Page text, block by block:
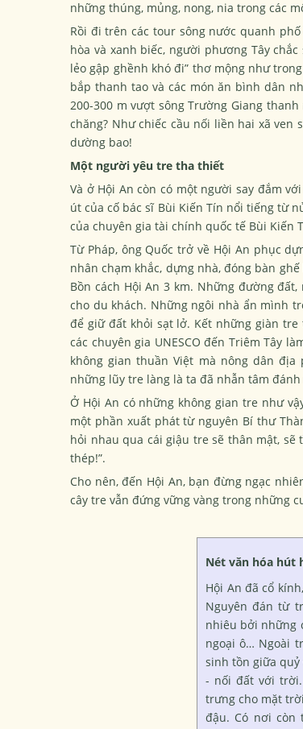
những thúng, mủng, nong, nia trong các
Rồi đi trên các tour sông nước quanh
hòa và xanh biếc, người phương Tây
lẻo gập ghềnh khó đi” thơ mộng như
bắp thanh tao và các món ăn bình dân
200-300 m vượt sông Trường Giang
chăng? Như chiếc cầu nối liền hai xã ven
dường bao!
Một người yêu tre tha thiết
Và ở Hội An còn có một người say đắm
út của cố bác sĩ Bùi Kiến Tín nổi tiếng từ
của chuyên gia tài chính quốc tế Bùi Kiến
Từ Pháp, ông Quốc trở về Hội An phục
nhân chạm khắc, dựng nhà, đóng bàn
Bồn cách Hội An 3 km. Những đường
cho du khách. Những ngôi nhà ẩn mình
để giữ đất khỏi sạt lở. Kết những giàn
các chuyên gia UNESCO đến Triêm Tây
không gian thuần Việt mà nông dân
những lũy tre làng là ta đã nhẫn tâm đánh
Ở Hội An có những không gian tre như
một phần xuất phát từ nguyên Bí thư
hỏi nhau qua cái giậu tre sẽ thân mật,
thép!”.
Cho nên, đến Hội An, bạn đừng ngạc
cây tre vẫn đứng vững vàng trong những
Nét văn hóa hút
Hội An đã cổ
Nguyên đán từ
nhiêu bởi những
ngoại ô… Ngoài
sinh tồn giữa quỷ
- nối đất với
trưng cho mặt
đậu. Có nơi còn